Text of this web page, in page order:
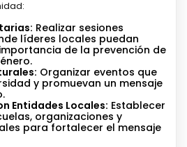
Realizar sesiones
líderes locales puedan
de la prevención de
Organizar eventos que
y promuevan un mensaje
Entidades Locales: Establecer
organizaciones y
para fortalecer el mensaje